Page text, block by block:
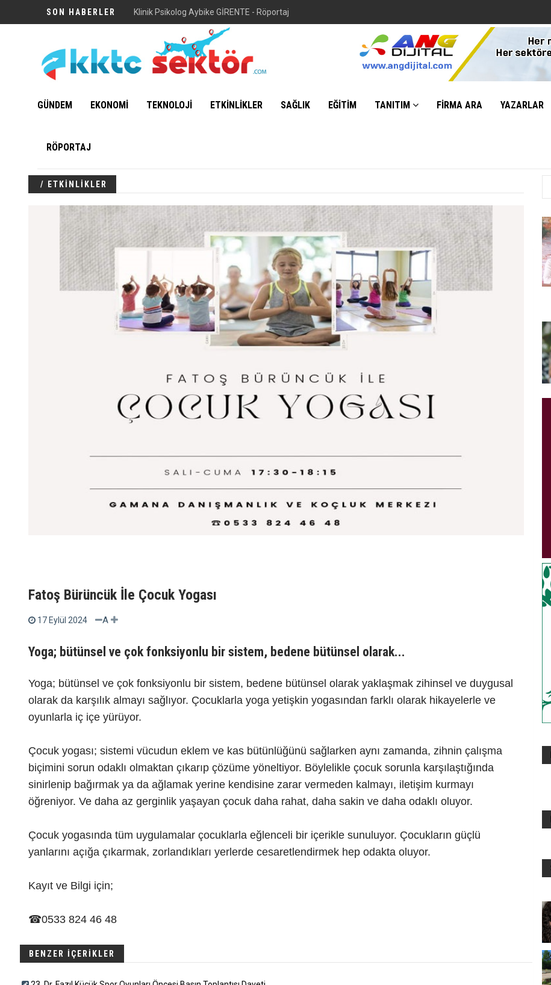
SON HABERLER Klinik Psikolog Aybike GİRENTE - Röportaj
GÜNDEM EKONOMİ TEKNOLOJİ ETKİNLİKLER SAĞLIK EĞİTİM TANITIM FİRMA ARA YAZARLAR
RÖPORTAJ
/ ETKİNLİKLER
Fatoş Bürüncük İle Çocuk Yogası
17 Eylül 2024 A
Yoga; bütünsel ve çok fonksiyonlu bir sistem, bedene bütünsel olarak...
Yoga; bütünsel ve çok fonksiyonlu bir sistem, bedene bütünsel olarak yaklaşmak zihinsel ve duygusal
olarak da karşılık almayı sağlıyor. Çocuklarla yoga yetişkin yogasından farklı olarak hikayelerle ve
oyunlarla iç içe yürüyor.
Çocuk yogası; sistemi vücudun eklem ve kas bütünlüğünü sağlarken aynı zamanda, zihnin çalışma
biçimini sorun odaklı olmaktan çıkarıp çözüme yöneltiyor. Böylelikle çocuk sorunla karşılaştığında
sinirlenip bağırmak ya da ağlamak yerine kendisine zarar vermeden kalmayı, iletişim kurmayı
öğreniyor. Ve daha az gerginlik yaşayan çocuk daha rahat, daha sakin ve daha odaklı oluyor.
Çocuk yogasında tüm uygulamalar çocuklarla eğlenceli bir içerikle sunuluyor. Çocukların güçlü
yanlarını açığa çıkarmak, zorlandıkları yerlerde cesaretlendirmek hep odakta oluyor.
Kayıt ve Bilgi için;
☎0533 824 46 48
BENZER İÇERİKLER